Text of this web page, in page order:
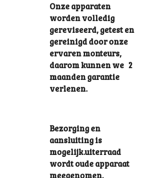
Onze apparaten
worden volledig
gereviseerd, getest en
gereinigd door onze
ervaren monteurs,
daarom kunnen we 2
maanden garantie
verlenen.
Bezorging en
aansluiting is
mogelijk.uiterraad
wordt oude apparaat
meegenomen.